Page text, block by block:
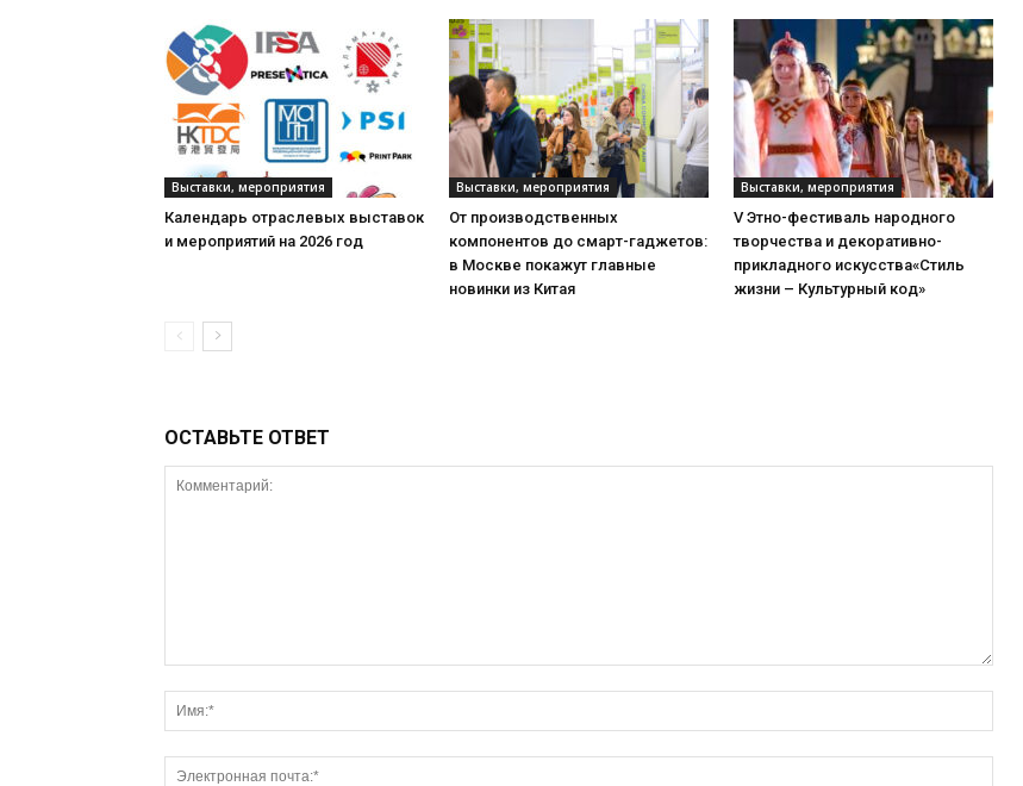
Выставки, мероприятия
Календарь отраслевых выставок
и мероприятий на 2026 год
Выставки, мероприятия
От производственных
компонентов до смарт-гаджетов:
в Москве покажут главные
новинки из Китая
Выставки, мероприятия
V Этно-фестиваль народного
творчества и декоративно-
прикладного искусства«Стиль
жизни – Культурный код»
ОСТАВЬТЕ ОТВЕТ